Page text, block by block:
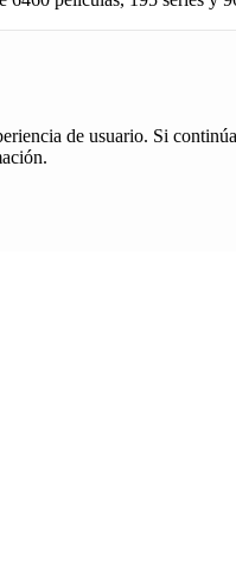
de usuario. Si